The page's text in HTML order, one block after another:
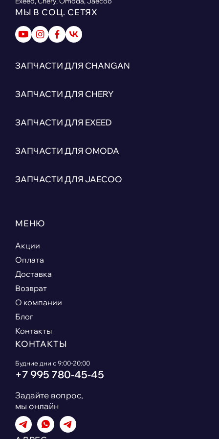
МЫ В СОЦ. СЕТЯХ
ЗАПЧАСТИ ДЛЯ CHANGAN
ЗАПЧАСТИ ДЛЯ CHERY
ЗАПЧАСТИ ДЛЯ EXEED
ЗАПЧАСТИ ДЛЯ OMODA
ЗАПЧАСТИ ДЛЯ JAECOO
МЕНЮ
Акции
Оплата
Доставка
Возврат
О компании
Блог
Контакты
КОНТАКТЫ
Будние дни с 9:00-20:00
+7 995 780‑45‑45
Задайте вопрос,
мы онлайн